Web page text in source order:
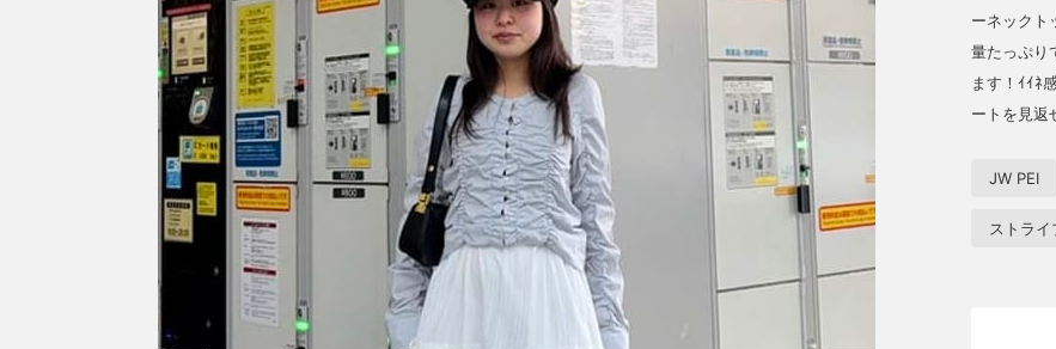
ーネックト
量たっぷり
ます！ｲｲﾈ
ートを見返
JW PEI
ストライ